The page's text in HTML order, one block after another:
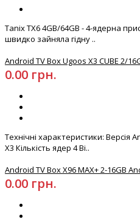
Tanix TX6 4GB/64GB - 4-ядерна
швидко зайняла гідну ..
Android TV Box Ugoos X3 CUBE 2/
0.00 грн.
Технічні характеристики: Версія
X3 Кількість ядер 4 Ві..
Android TV Box X96 MAX+ 2-16GB
0.00 грн.